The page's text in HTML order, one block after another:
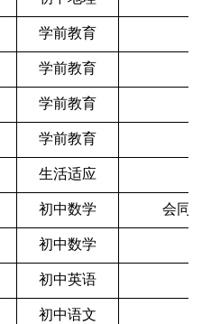
学前教育
学前教育
学前教育
学前教育
生活适应
初中数学 会同
初中数学
初中英语
初中语文